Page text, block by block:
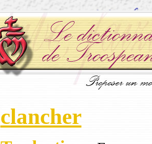
clancher